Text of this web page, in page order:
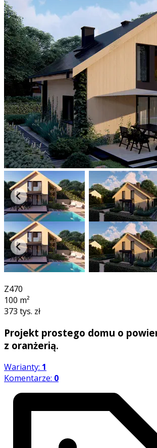
Z470
100 m²
373 tys. zł
Projekt prostego domu o
z oranżerią.
Warianty: 1
Komentarze: 0